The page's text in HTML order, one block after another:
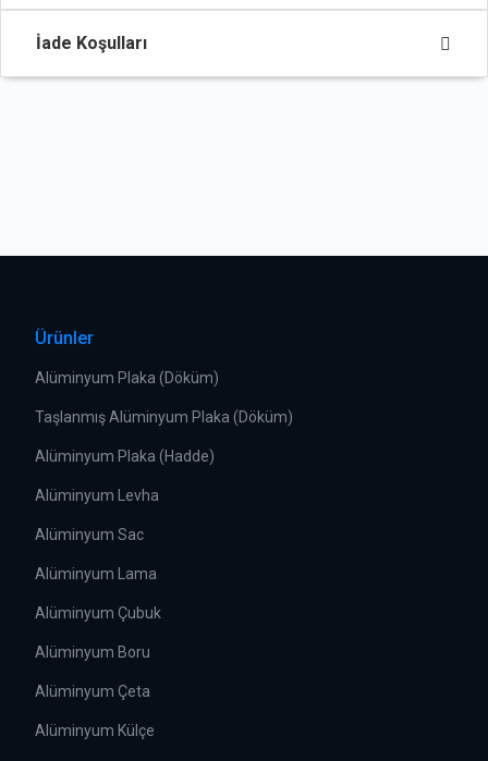
İade Koşulları
Ürünler
Alüminyum Plaka (Döküm)
Taşlanmış Alüminyum Plaka (Döküm)
Alüminyum Plaka (Hadde)
Alüminyum Levha
Alüminyum Sac
Alüminyum Lama
Alüminyum Çubuk
Alüminyum Boru
Alüminyum Çeta
Alüminyum Külçe